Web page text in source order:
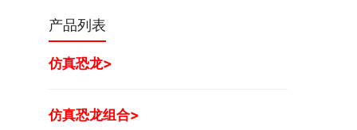
产品列表
仿真恐龙>
仿真恐龙组合>